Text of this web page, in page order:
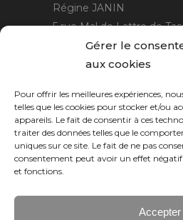
Gérer le
aux cookies
Pour offrir les meilleures expériences,
telles que les cookies pour stocker et/ou
appareils. Le fait de consentir à ces
traiter des données telles que le
uniques sur ce site. Le fait de ne pas
consentement peut avoir un effet
et fonctions.
Accepter
Régine JANIN
5 rue Mal de Lattre de
21220 Gevrey Chambertin
06 15 15 80 29
Horaires :sur rendez-